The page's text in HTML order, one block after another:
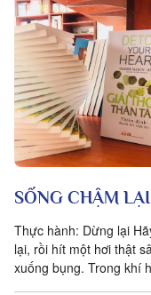
SỐNG CHẬM LẠI
Thực hành: Dừng lại
lại, rồi hít một hơi thật
xuống bụng. Trong khí